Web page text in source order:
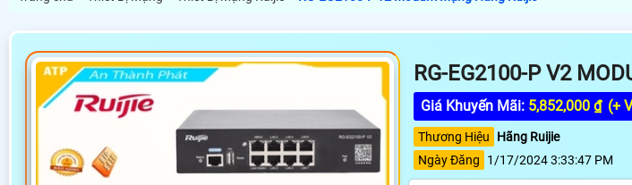
RG-EG2100-P V2
Giá Khuyến Mãi: 5,852,000 ₫ (+
Thương Hiệu
Hãng Ruijie
Ngày Đăng
1/17/2024 3:33:47 PM